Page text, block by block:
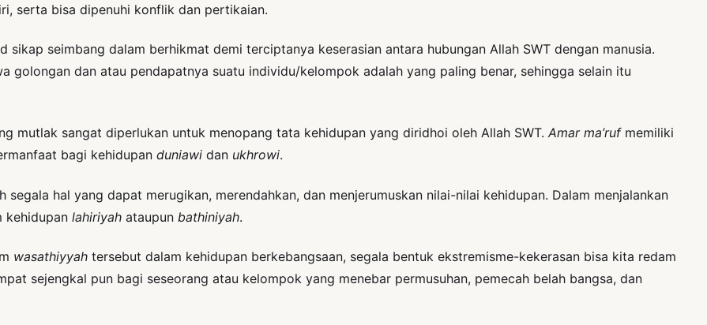
serta bisa dipenuhi konflik dan pertikaian.
sikap seimbang dalam berhikmat demi terciptanya keserasian antara hubungan Allah SWT dengan manusia.
golongan dan atau pendapatnya suatu individu/kelompok adalah yang paling benar, sehingga selain itu
mutlak sangat diperlukan untuk menopang tata kehidupan yang diridhoi oleh Allah SWT. Amar ma’rufmemiliki
bagi kehidupan duniawi dan ukhrowi.
hal yang dapat merugikan, merendahkan, dan menjerumuskan nilai-nilai kehidupan. Dalam menjalankan
kehidupan lahiriyah ataupun bathiniyah.
wasathiyyah tersebut dalam kehidupan berkebangsaan, segala bentuk ekstremisme-kekerasan bisa kita redam
sejengkal pun bagi seseorang atau kelompok yang menebar permusuhan, pemecah belah bangsa, dan